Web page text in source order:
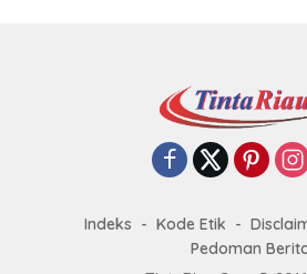
Indeks Kode Etik
Pedoman